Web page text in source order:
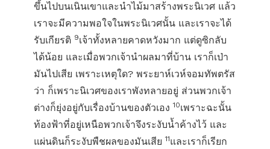
ขึ้นไปบนเนินเขาและนำไม้มาสร้างพระนิเวศ แล้ว
เราจะมีความพอใจในพระนิเวศนั้น และเราจะได้
รับเกียรติ 9เจ้าทั้งหลายคาดหวังมาก แต่ดูซิกลับ
ได้น้อย และเมื่อพวกเจ้านำผลมาที่บ้าน เราก็เป่า
มันไปเสีย เพราะเหตุใด? พระยาห์เวห์จอมทัพตรัส
ว่า ก็เพราะนิเวศของเราพังทลายอยู่ ส่วนพวกเจ้า
ต่างก็ยุ่งอยู่กับเรื่องบ้านของตัวเอง10เพราะฉะนั้น
ท้องฟ้าที่อยู่เหนือพวกเจ้าจึงระงับน้ำค้างไว้ และ
แผ่นดินก็ระงับพืชผลของมันเสีย11และเราก็เรียก